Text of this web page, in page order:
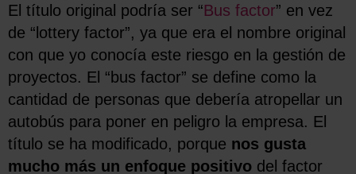
El título original podría ser “Bus factor” en vez
de “lottery factor”, ya que era el nombre original
con que yo conocía este riesgo en la gestión de
proyectos. El “bus factor” se define como la
cantidad de personas que debería atropellar un
autobús para poner en peligro la empresa. El
título se ha modificado, porque nos gusta
mucho más un enfoque positivo del factor